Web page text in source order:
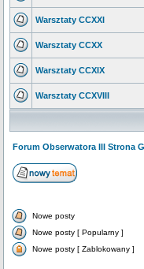
Warsztaty CCXXI
Warsztaty CCXX
Warsztaty CCXIX
Warsztaty CCXVIII
Forum Obserwatora III Strona
Nowe posty
Nowe posty [ Popularny ]
Nowe posty [ Zablokowany ]